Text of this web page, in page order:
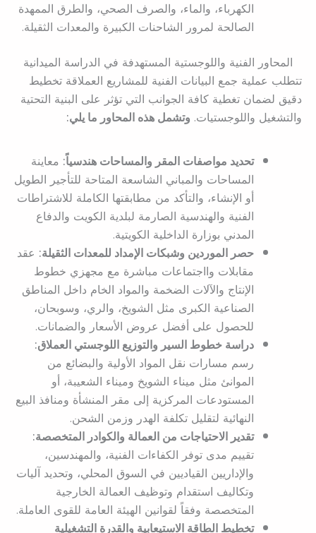
الكهرباء، والماء، والصرف الصحي، والطرق الممهدة
الصالحة لمرور الشاحنات الكبيرة والمعدات الثقيلة.
المحاور الفنية واللوجستية المستهدفة في الدراسة الميدانية
تتطلب عملية جمع البيانات الفنية للمشاريع العملاقة تخطيط
دقيق لضمان تغطية كافة الجوانب التي تؤثر على البنية التحتية
والتشغيل واللوجستيات. وتشمل هذه المحاور ما يلي:
تحديد مواصفات المقر والمساحات هندسياً: معاينة
المساحات والمباني الشاسعة المتاحة للتأجير الطويل
أو الإنشاء، والتأكد من مطابقتها الكاملة للاشتراطات
الفنية والهندسية الصارمة لبلدية الكويت والدفاع
المدني بوزارة الداخلية الكويتية.
حصر الموردين وشبكات الإمداد للمعدات الثقيلة: عقد
مقابلات وااجتماعات مباشرة مع مجهزي خطوط
الإنتاج والآلات الضخمة والمواد الخام داخل المناطق
الصناعية الكبرى مثل الشويخ، والري، وسوبحان،
للحصول على أفضل عروض الأسعار والضمانات.
دراسة خطوط السير والتوزيع اللوجستي العملاق:
رسم مسارات نقل المواد الأولية والبضائع من
الموانئ مثل ميناء الشويخ وميناء الشعيبة، أو
المستودعات المركزية إلى مقر المنشأة ومنافذ البيع
النهائية لتقليل تكلفة الهدر وزمن الشحن.
تقدير الاحتياجات من العمالة والكوادر المتخصصة:
تقييم مدى توفر الكفاءات الفنية، والمهندسين،
والإداريين القياديين في السوق المحلي، وتحديد آليات
وتكاليف استقدام وتوظيف العمالة الخارجية
المتخصصة وفقاً لقوانين الهيئة العامة للقوى العاملة.
تخطيط الطاقة الاستيعابية والقدرة التشغيلية